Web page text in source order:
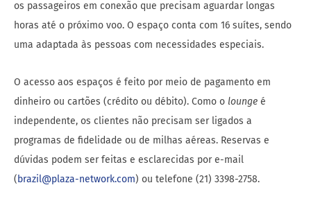
os passageiros em conexão que precisam aguardar longas
horas até o próximo voo. O espaço conta com 16 suítes, sendo
uma adaptada às pessoas com necessidades especiais.
O acesso aos espaços é feito por meio de pagamento em
dinheiro ou cartões (crédito ou débito). Como o lounge é
independente, os clientes não precisam ser ligados a
programas de fidelidade ou de milhas aéreas. Reservas e
dúvidas podem ser feitas e esclarecidas por e-mail
(brazil@plaza-network.com) ou telefone (21) 3398-2758.